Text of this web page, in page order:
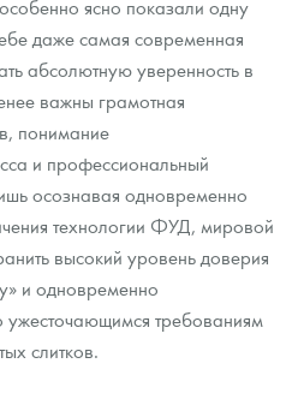
ясно показали одну
даже самая современная
абсолютную уверенность в
важны грамотная
понимание
и профессиональный
осознавая одновременно
технологии ФУД, мировой
высокий уровень доверия
и одновременно
ужесточающимся требованиям
слитков.